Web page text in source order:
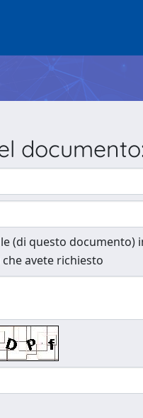
(di questo documento)
che avete richiesto